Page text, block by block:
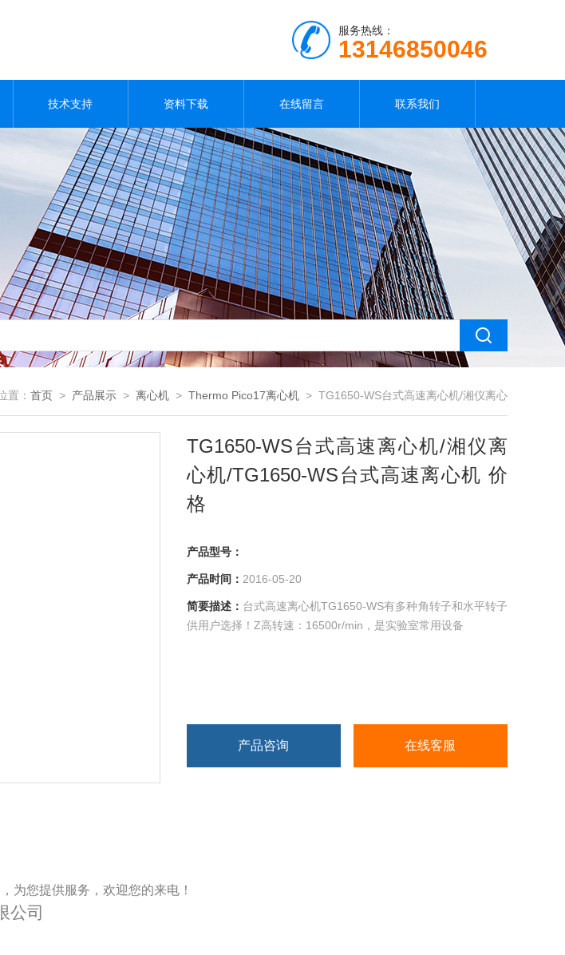
服务热线：
13146850046
技术支持 资料下载 在线留言 联系我们
置： 首页 > 产品展示 > 离心机 > Thermo Pico17离心机 > TG1650-WS台式高速离心机/湘仪离心
机/TG1650-WS台式高速离心机 价格
TG1650-WS台式高速离心机/湘仪离
心机/TG1650-WS台式高速离心机 价
格
产品型号：
产品时间： 2016-05-20
简要描述： 台式高速离心机TG1650-WS有多种角转子和水平转子
供用户选择！Z高转速：16500r/min，是实验室常用设备
产品咨询 在线客服
为您提供服务，欢迎您的来电！
公司